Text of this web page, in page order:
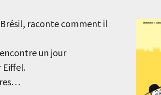
raconte comment il
un jour
Eiffel.